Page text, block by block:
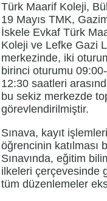
Türk Maarif Koleji,
19 Mayıs TMK,
İskele Evkaf Türk
Koleji ve Lefke Gazi
merkezinde, iki
birinci oturumu
12:30 saatleri
bu sekiz merkezde
görevlendirilmiştir.
Sınava, kayıt
öğrencinin katılması
Sınavında, eğitim
ilkeleri çerçevesinde
tüm düzenlemeler